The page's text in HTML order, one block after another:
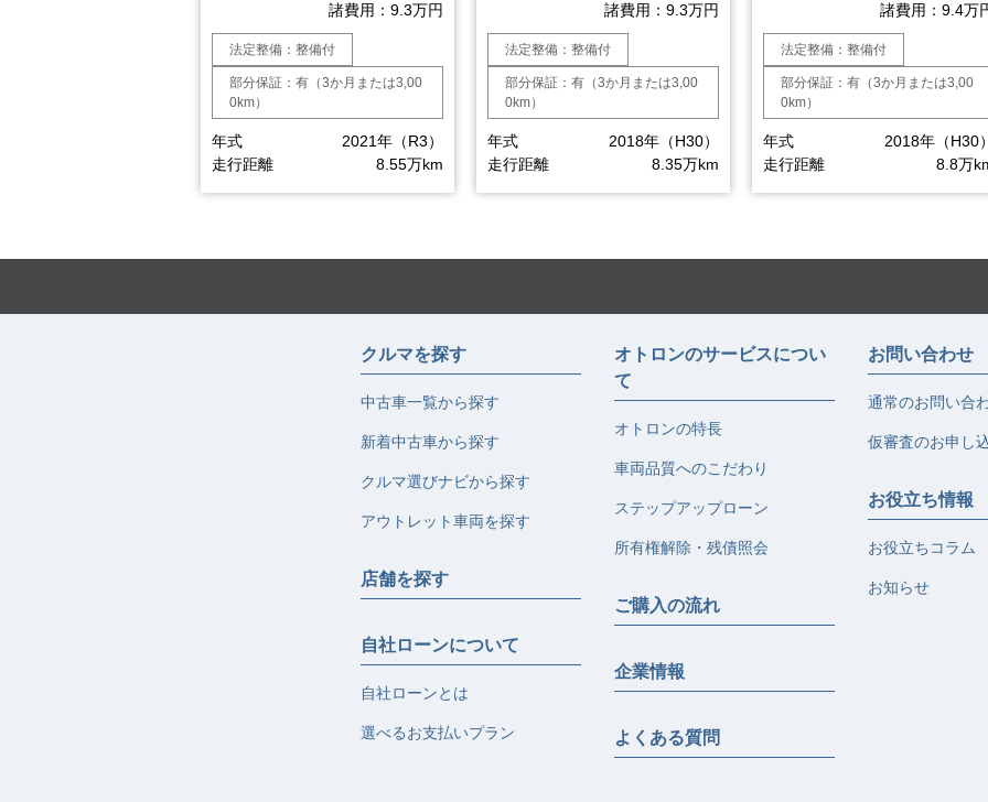
諸費用：9.3万円
法定整備：整備付
部分保証：有（3か月または3,00
0km）
年式
2021年（R3）
走行距離
8.55万km
諸費用：9.3万円
法定整備：整備付
部分保証：有（3か月または3,00
0km）
年式
2018年（H30）
走行距離
8.35万km
諸費用：9.4万
法定整備：整備付
部分保証：有（3か月または3,00
0km）
年式
2018年（H30）
走行距離
8.8万
クルマを探す
中古車一覧から探す
新着中古車から探す
クルマ選びナビから探す
アウトレット車両を探す
店舗を探す
自社ローンについて
自社ローンとは
選べるお支払いプラン
オトロンのサービスについ
て
オトロンの特長
車両品質へのこだわり
ステップアップローン
所有権解除・残債照会
ご購入の流れ
企業情報
よくある質問
お問い合わせ
通常のお問い合
仮審査のお申し
お役立ち情報
お役立ちコラム
お知らせ